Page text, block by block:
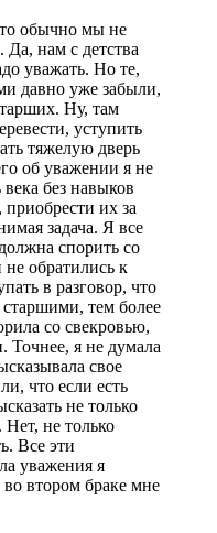
обычно мы не
нам с детства
уважать. Но те,
давно уже забыли,
Ну, там
уступить
тяжелую дверь
об уважении я не
без навыков
их за
задача. Я все
спорить со
обратились к
в разговор, что
тем более
со свекровью,
Точнее, я не думала
свое
что если есть
не только
Нет, не только
Все эти
уважения я
во втором браке мне